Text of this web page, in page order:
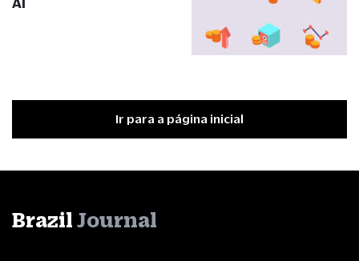
Ir para a página inicial
Brazil Journal